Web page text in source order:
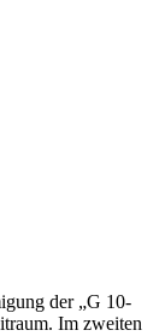
der „G 10-
Im zweiten